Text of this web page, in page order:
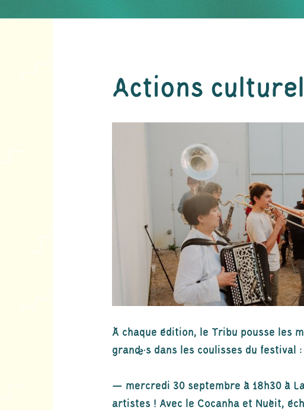
Actions
À chaque édition, le Tribu pousse les
grand·e·s dans les coulisses du festival :
— mercredi 30 septembre à 18h30 à
artistes ! Avec le Cocanha et Nuèit,